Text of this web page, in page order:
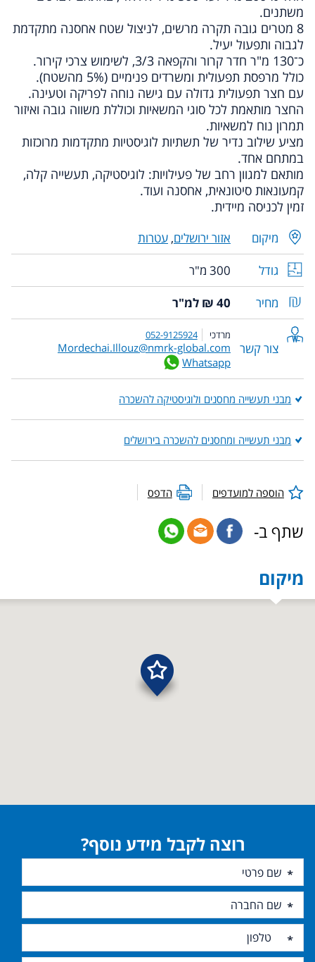
משתנים.
8 מטרים גובה תקרה מרשים, לניצול שטח אחסנה מתקדמת
לגבוה ותפעול יעיל.
כ־130 מ"ר חדר קרור והקפאה 3/3, לשימוש צרכי קירור.
כולל מרפסת תפעולית ומשרדים פנימיים (5% מהשטח).
עם חצר תפעולית גדולה עם גישה נוחה לפריקה וטעינה.
החצר מותאמת לכל סוגי המשאיות וכוללת משווה גובה ואיזור
תמרון נוח למשאיות.
מציע שילוב נדיר של תשתיות לוגיסטיות מתקדמות מרוכזות
במתחם אחד.
מותאם למגוון רחב של פעילויות: לוגיסטיקה, תעשייה קלה,
קמעונאות סיטונאית, אחסנה ועוד.
זמין לכניסה מיידית.
מיקום אזור ירושלים, עטרות
גודל
300 מ"ר
מחיר
40 ₪ למ"ר
צור קשר
מרדכי 052-9125924
Mordechai.Illouz@nmrk-global.com
Whatsapp
מבני תעשייה מחסנים ולוגיסטיקה להשכרה
מבני תעשייה ומחסנים להשכרה בירושלים
הוספה למועדפים הדפס
שתף ב-
מיקום
רוצה לקבל מידע נוסף?